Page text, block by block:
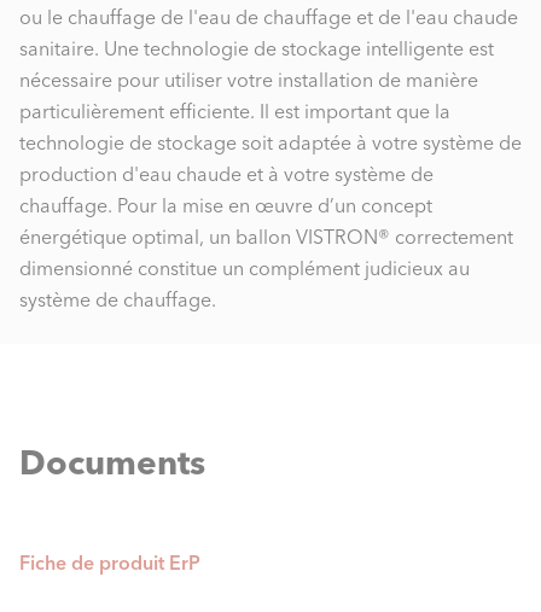
ou le chauffage de l'eau de chauffage et de l'eau chaude
sanitaire. Une technologie de stockage intelligente est
nécessaire pour utiliser votre installation de manière
particulièrement efficiente. Il est important que la
technologie de stockage soit adaptée à votre système de
production d'eau chaude et à votre système de
chauffage. Pour la mise en œuvre d’un concept
énergétique optimal, un ballon VISTRON® correctement
dimensionné constitue un complément judicieux au
système de chauffage.
Documents
Fiche de produit ErP